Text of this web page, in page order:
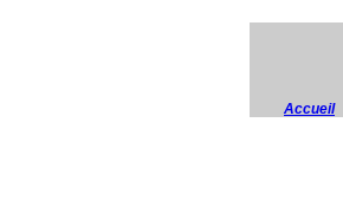
Accueil